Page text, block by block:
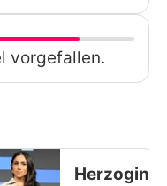
vorgefallen.
Herzogin